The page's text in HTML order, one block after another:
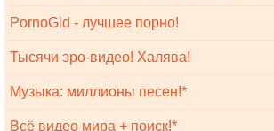
PornoGid - лучшее порно!
Тысячи эро-видео! Халява!
Музыка: миллионы песен!*
Всё видео мира + поиск!*